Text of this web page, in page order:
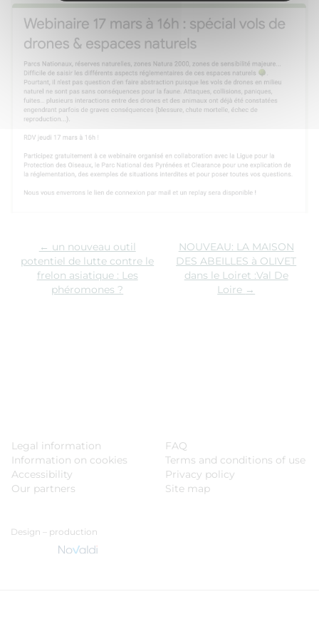
← un nouveau outil
potentiel de lutte contre le
frelon asiatique : Les
phéromones ?
NOUVEAU: LA MAISON
DES ABEILLES à OLIVET
dans le Loiret :Val De
Loire →
Legal information
Information on cookies
Accessibility
Our partners
FAQ
Terms and conditions of use
Privacy policy
Site map
Design – production